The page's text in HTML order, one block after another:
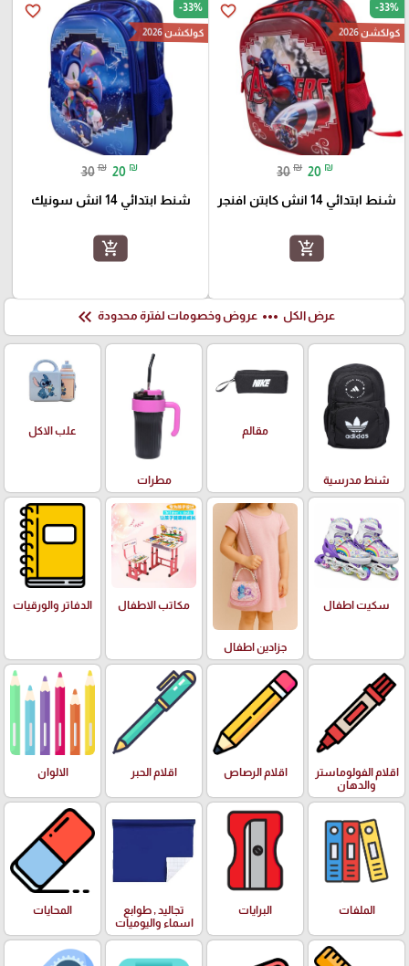
favorite_border -33%
كولكشن 2026
30 ₪ 20 ₪
شنط ابتدائي 14 انش كابتن افنجر
add_shopping_cart
favorite_border -33%
كولكشن 2026
30 ₪ 20 ₪
شنط ابتدائي 14 انش سونيك
add_shopping_cart
عرض الكل more_horiz عروض وخصومات لفترة محدودة keyboard_double_arrow_left
شنط مدرسية
مقالم
مطرات
علب الاكل
سكيت اطفال
جزادين اطفال
مكاتب الاطفال الدفاتر والورقيات
اقلام الفولوماستر
والدهان
اقلام الرصاص اقلام الحبر الالوان
الملفات البرايات
تجاليد , طوابع
اسماء واليوميات
المحايات